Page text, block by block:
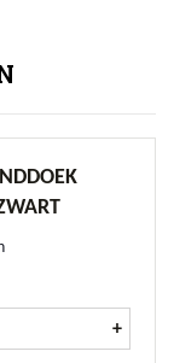
Dispenser
+